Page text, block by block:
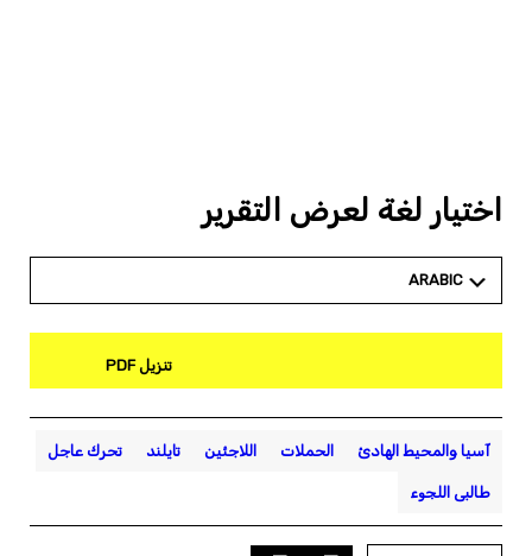
اختيار لغة لعرض التقرير
ARABIC
تنزيل PDF
آسيا والمحيط الهادئ الحملات اللاجئين تايلند تحرك عاجل
طالبى اللجوء